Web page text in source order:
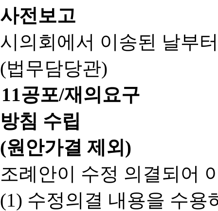
사전보고
시의회에서 이송된 날부
(법무담당관)
11공포/재의요구
방침 수립
(원안가결 제외)
조례안이 수정 의결되어
(1) 수정의결 내용을 수용